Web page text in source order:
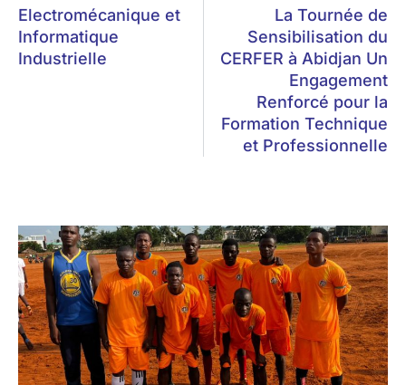
Electromécanique et
Informatique
Industrielle
La Tournée de
Sensibilisation du
CERFER à Abidjan Un
Engagement
Renforcé pour la
Formation Technique
et Professionnelle